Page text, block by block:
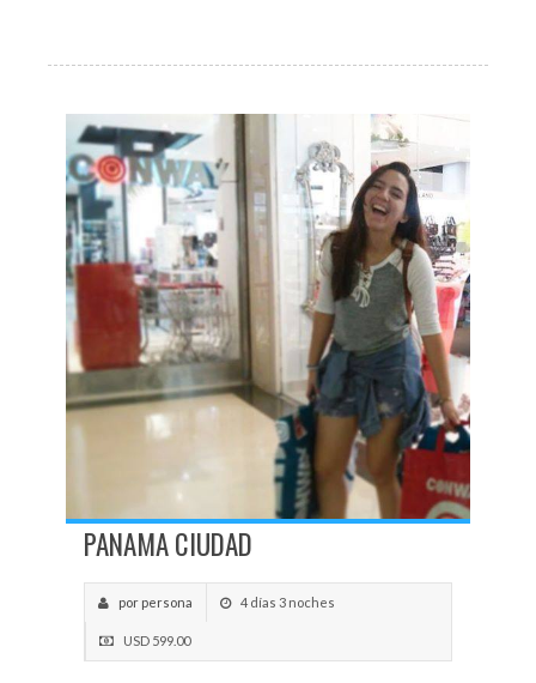
PANAMA CIUDAD
por persona 4 días 3 noches
USD 599.00